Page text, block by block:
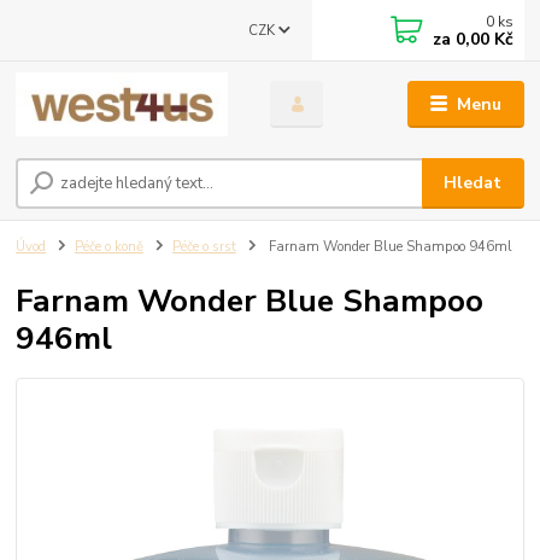
Menu
CZK
Hledat
0 ks
za 0,00 Kč
Úvod Péče o koně Péče o srst Farnam Wonder Blue Shampoo 946ml
Farnam Wonder Blue Shampoo
946ml